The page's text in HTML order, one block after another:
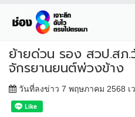
ย้ายด่วน รอง สวป.สภ.
จักรยานยนต์พ่วงข้าง
วันที่ลงข่าว 7 พฤษภาคม 2568 เ